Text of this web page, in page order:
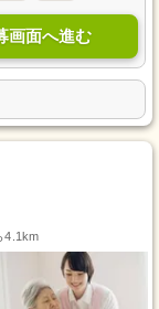
画面へ進む
4.1km